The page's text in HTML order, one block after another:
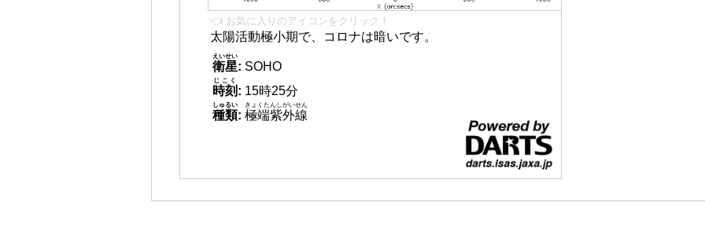
👈 お気に入りのアイコンをクリック！
太陽活動極小期で、コロナは暗いです。
衛星
えいせい
: SOHO
時刻
じこく
: 15時25分
種類
しゅるい
: 極端紫外線
きょくたんしがいせん